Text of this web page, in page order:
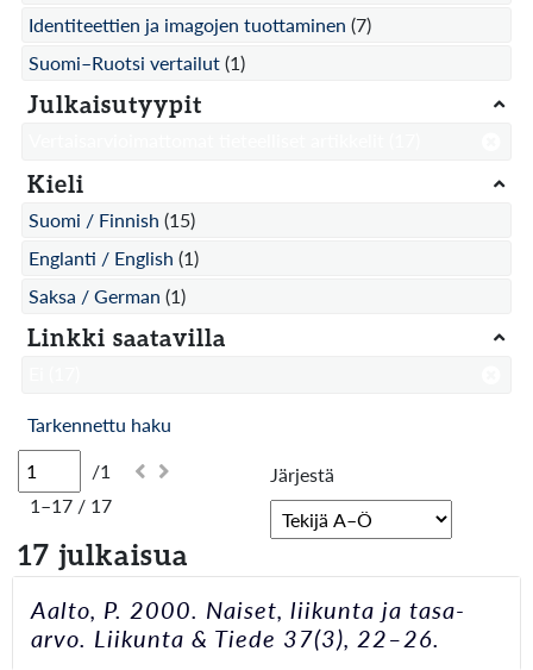
/1
1–17 / 17
Järjestä
17 julkaisua
Aalto, P. 2000. Naiset, liikunta ja tasa-
arvo. Liikunta & Tiede 37(3), 22–26.
Identiteettien ja imagojen tuottaminen (7)
Suomi–Ruotsi vertailut (1)
Julkaisutyypit
Kieli
Suomi / Finnish (15)
Englanti / English (1)
Saksa / German (1)
Linkki saatavilla
Tarkennettu haku